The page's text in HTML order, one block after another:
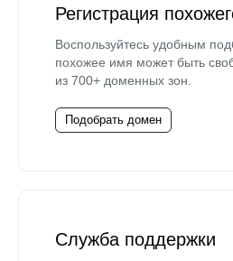
Регистрация
Воспользуйтесь удобным
похожее имя может быть
из 700+ доменных зон.
Подобрать домен
Служба поддержки